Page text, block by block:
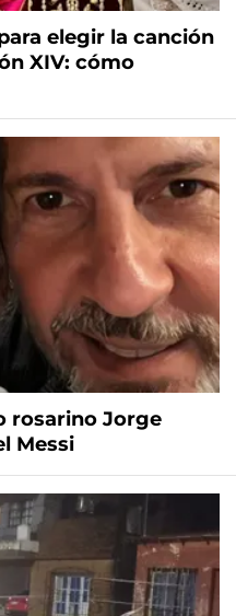
elegir la canción
XIV: cómo
rosarino Jorge
Messi